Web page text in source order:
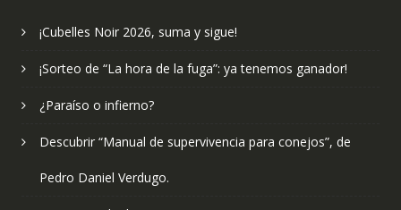
¡Cubelles Noir 2026, suma y sigue!
¡Sorteo de “La hora de la fuga”: ya tenemos ganador!
¿Paraíso o infierno?
Descubrir “Manual de supervivencia para conejos”, de
Pedro Daniel Verdugo.